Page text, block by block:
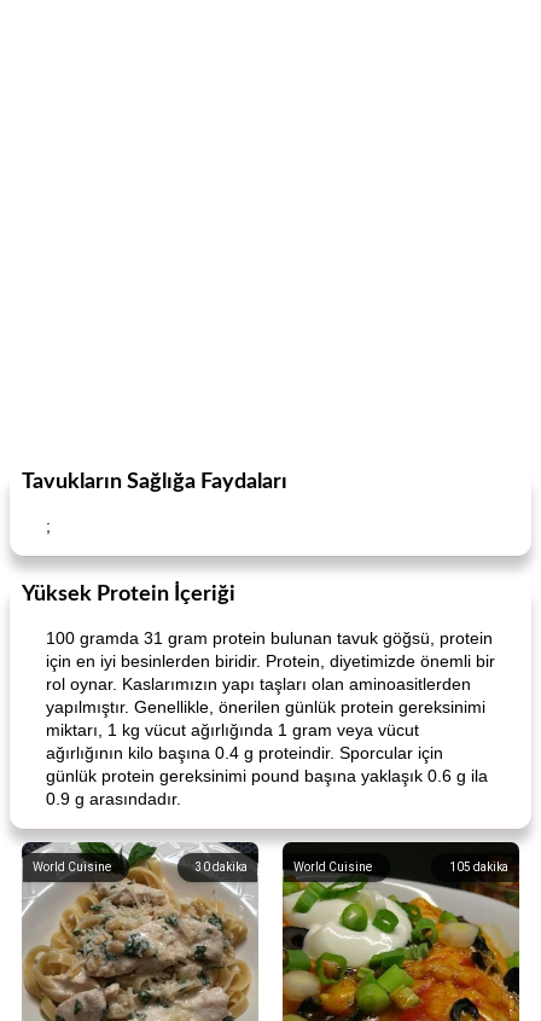
Tavukların Sağlığa Faydaları
;
Yüksek Protein İçeriği
100 gramda 31 gram protein bulunan tavuk göğsü, protein
için en iyi besinlerden biridir. Protein, diyetimizde önemli bir
rol oynar. Kaslarımızın yapı taşları olan aminoasitlerden
yapılmıştır. Genellikle, önerilen günlük protein gereksinimi
miktarı, 1 kg vücut ağırlığında 1 gram veya vücut
ağırlığının kilo başına 0.4 g proteindir. Sporcular için
günlük protein gereksinimi pound başına yaklaşık 0.6 g ila
0.9 g arasındadır.
30dakika
World Cuisine 105 dakika
World Cuisine